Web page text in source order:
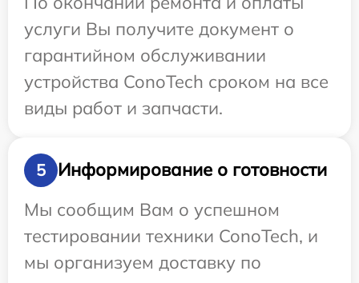
услуги Вы получите документ о
гарантийном обслуживании
устройства ConoTech сроком на все
виды работ и запчасти.
5
Информирование о готовности
Мы сообщим Вам о успешном
тестировании техники ConoTech, и
мы организуем доставку по